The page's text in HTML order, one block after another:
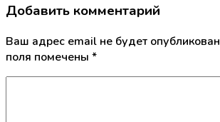
Добавить комментарий
Ваш адрес email не будет
поля помечены *